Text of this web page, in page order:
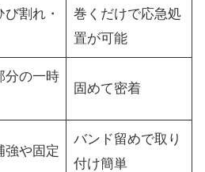
割れ・
巻くだけで応急処
置が可能
分の一時
固めて密着
強や固定
バンド留めで取り
付け簡単